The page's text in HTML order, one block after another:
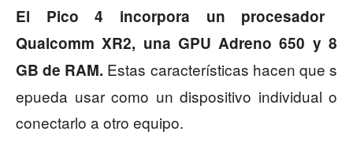
El Pico 4 incorpora un procesador
Qualcomm XR2, una GPU Adreno 650 y 8
GB de RAM. Estas características hacen que s
epueda usar como un dispositivo individual o
conectarlo a otro equipo.